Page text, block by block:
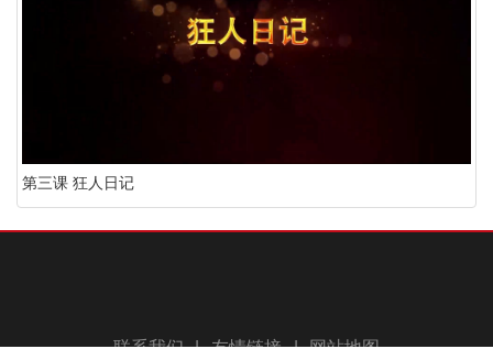
第三课 狂人日记